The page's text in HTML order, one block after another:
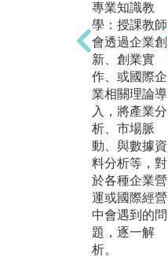
專業知識教
學：授課教師
會透過企業創
新、創業實
作、或國際企
業相關理論導
入，將產業分
析、市場脈
動、與數據資
料分析等，對
於各種企業營
運或國際經營
中會遇到的問
題，逐一解
析。